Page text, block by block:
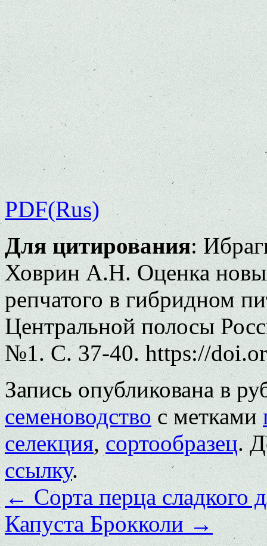
PDF(Rus)
Для цитирования:
Ховрин А.Н. Оценка
репчатого в гибридном
Центральной полосы
№1. С. 37-40. https://
Запись опубликована в
семеноводствос метками
селекция,сортообразец.
ссылку.
←Сорта перца сладкого
Капуста Брокколи→